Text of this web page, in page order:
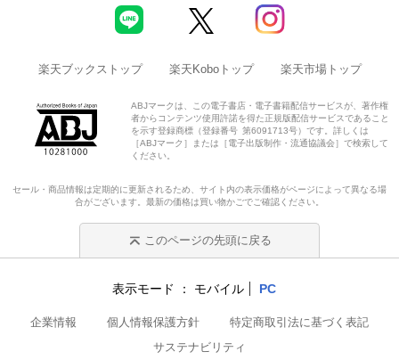
楽天ブックストップ 楽天Koboトップ 楽天市場トップ
ABJマークは、この電子書店・電子書籍配信サービスが、著作権
者からコンテンツ使用許諾を得た正規版配信サービスであること
を示す登録商標（登録番号 第6091713号）です。詳しくは
［ABJマーク］または［電子出版制作・流通協議会］で検索して
ください。
セール・商品情報は定期的に更新されるため、サイト内の表示価格がページによって異なる場
合がございます。最新の価格は買い物かごでご確認ください。
このページの先頭に戻る
表示モード モバイル PC
企業情報 個人情報保護方針
特定商取引法に基づく表記
サステナビリティ